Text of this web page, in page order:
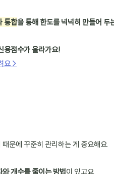
통합을 통해 한도를 넉넉히 만들어 두
용점수가 올라가요!
요 >
문에 꾸준히 관리하는 게 중요해요.
와 개수를 줄이는 방법이 있고요.